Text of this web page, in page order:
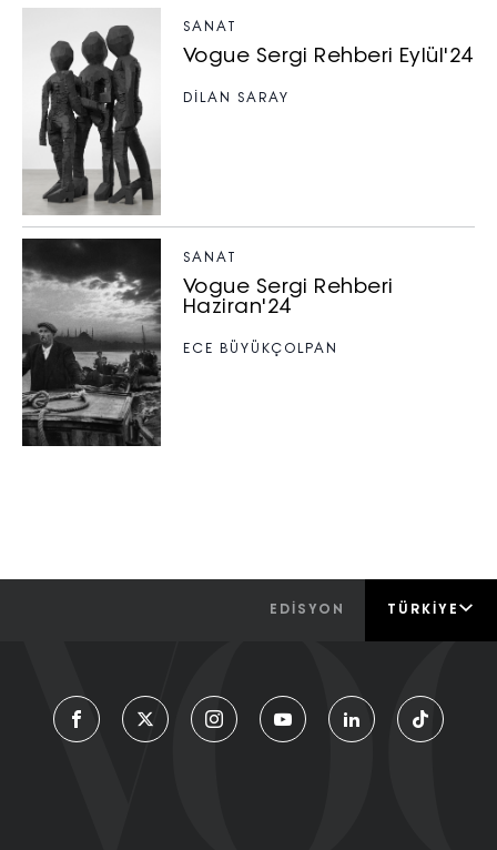
SANAT
Vogue Sergi Rehberi Eylül'24
DİLAN SARAY
SANAT
Vogue Sergi Rehberi
Haziran'24
ECE BÜYÜKÇOLPAN
EDİSYON TÜRKIYE